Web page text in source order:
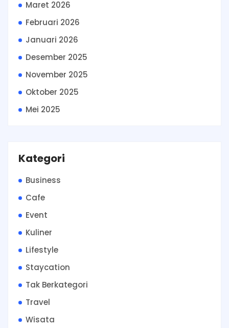
Maret 2026
Februari 2026
Januari 2026
Desember 2025
November 2025
Oktober 2025
Mei 2025
Kategori
Business
Cafe
Event
Kuliner
Lifestyle
Staycation
Tak Berkategori
Travel
Wisata